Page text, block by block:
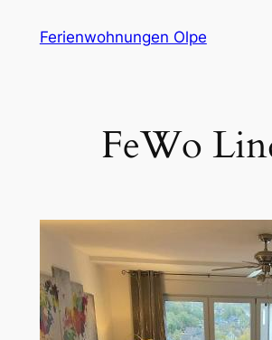
InhaltFerienwohnungen Olpe
FeWo